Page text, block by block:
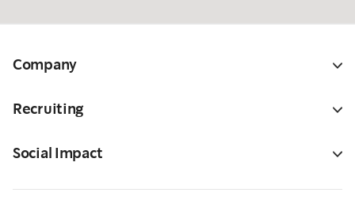
Company
Recruiting
Social Impact